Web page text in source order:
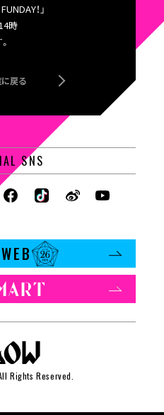
！」
時
戻る
SNS
Rights Reserved.